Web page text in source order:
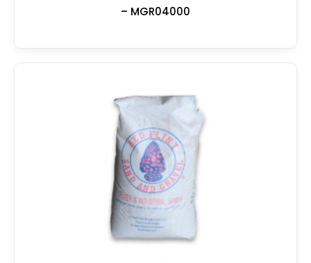
– MGR04000